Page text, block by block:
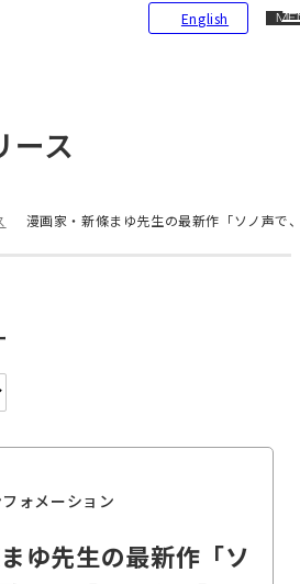
English
ース
漫画家・新條まゆ先生の最新作「ソノ声で
ォメーション
ゆ先生の最新作「ソ